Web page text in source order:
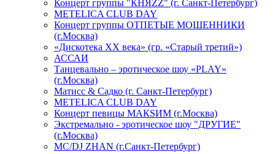
Концерт группы "КНЯZZ" (г. Санкт-Петербург)
METELICA CLUB DAY
Концерт группы ОТПЕТЫЕ МОШЕННИКИ
(г.Москва)
«Дискотека ХХ века» (гр. «Старый третий»)
АССАИ
Танцевально – эротическое шоу «PLAY»
(г.Москва)
Матисс & Садко (г. Санкт-Петербург)
METELICA CLUB DAY
Концерт певицы МАКSИМ (г.Москва)
Экстремально - эротическое шоу "ДРУГИЕ"
(г.Москва)
МС/DJ ZHAN (г.Санкт-Петербург)